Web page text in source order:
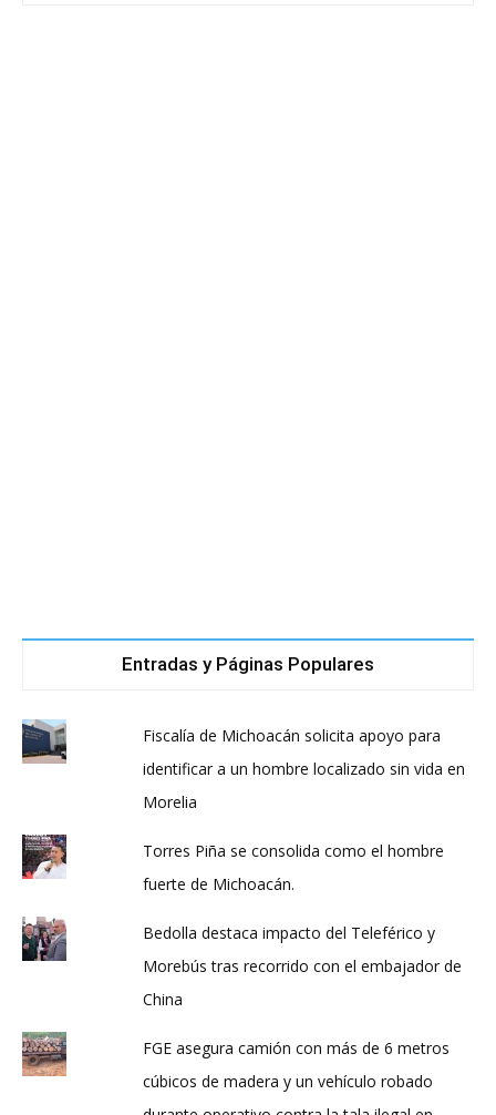
Entradas y Páginas Populares
Fiscalía de Michoacán solicita apoyo para
identificar a un hombre localizado sin vida en
Morelia
Torres Piña se consolida como el hombre
fuerte de Michoacán.
Bedolla destaca impacto del Teleférico y
Morebús tras recorrido con el embajador de
China
FGE asegura camión con más de 6 metros
cúbicos de madera y un vehículo robado